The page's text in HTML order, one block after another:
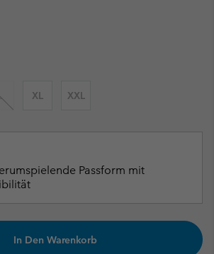
XL XXL
Passform mit
In Den Warenkorb